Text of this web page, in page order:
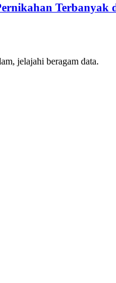
Terbanyak
jelajahi beragam data.